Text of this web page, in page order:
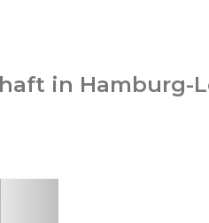
in Hamburg-